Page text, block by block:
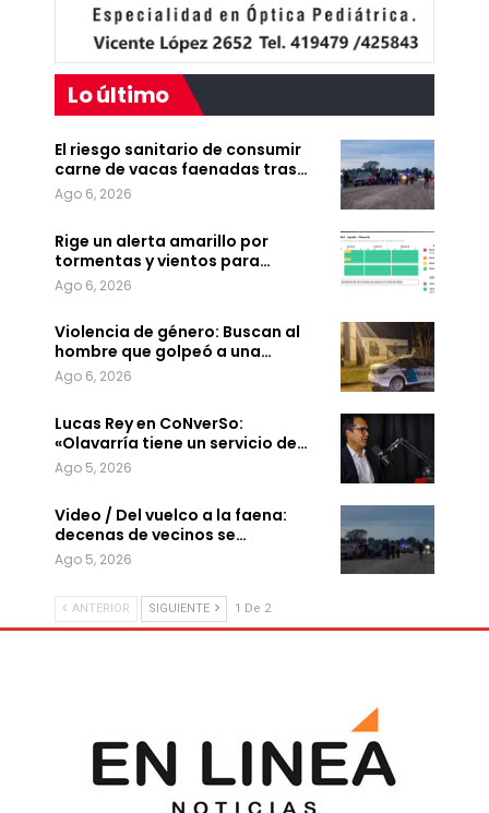
Lo último
El riesgo sanitario de consumir
carne de vacas faenadas tras…
Ago 6, 2026
Rige un alerta amarillo por
tormentas y vientos para…
Ago 6, 2026
Violencia de género: Buscan al
hombre que golpeó a una…
Ago 6, 2026
Lucas Rey en CoNverSo:
«Olavarría tiene un servicio de…
Ago 5, 2026
Video / Del vuelco a la faena:
decenas de vecinos se…
Ago 5, 2026
ANTERIOR SIGUIENTE 1 De 2